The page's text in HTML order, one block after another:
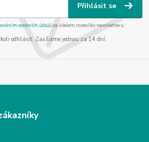
Přihlásit se
osobních údajůza účelem rozesílky newsletteru.
odhlásit. Zasíláme jednou za 14 dní.